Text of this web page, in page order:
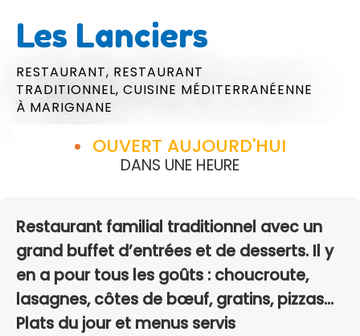
Les Lanciers
RESTAURANT, RESTAURANT
TRADITIONNEL, CUISINE MÉDITERRANÉENNE
À MARIGNANE
OUVERT AUJOURD'HUI
DANS UNE HEURE
Restaurant familial traditionnel avec un
grand buffet d’entrées et de desserts. Il y
en a pour tous les goûts : choucroute,
lasagnes, côtes de bœuf, gratins, pizzas...
Plats du jour et menus servis